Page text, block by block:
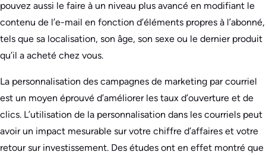
pouvez aussi le faire à un niveau plus avancé en modifiant le
contenu de l’e-mail en fonction d’éléments propres à l’abonné,
tels que sa localisation, son âge, son sexe ou le dernier produit
qu’il a acheté chez vous.
La personnalisation des campagnes de marketing par courriel
est un moyen éprouvé d’améliorer les taux d’ouverture et de
clics. L’utilisation de la personnalisation dans les courriels peut
avoir un impact mesurable sur votre chiffre d’affaires et votre
retour sur investissement. Des études ont en effet montré que